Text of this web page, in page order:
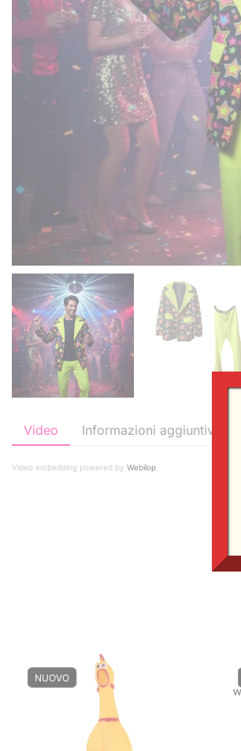
Video Informazioni aggiuntive
Video embedding powered by Webilop
NUOVO